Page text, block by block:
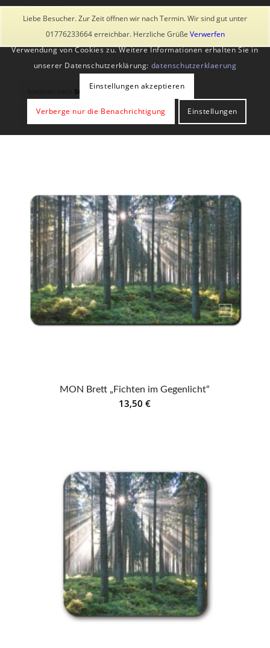
Liebe Besucher. Zur Zeit öffnen wir nach Termin. Wir sind gut unter
01776233664 erreichbar. Herzliche Grüße Verwerfen
Standard
Zeige-1 Produkte pro Seite
MON Brett „Fichten im Gegenlicht“
13,50€
Diese Seite verwendet Cookies und ähnliche Technologien, auch
von Drittanbietern. Mit der Weiternutzung der Seite stimmst du der
Verwendung von Cookies zu. Weitere Informationen erhalten Sie in
unserer Datenschutzerklärung: datenschutzerklaerung
Einstellungen akzeptieren
Verberge nur die Benachrichtigung Einstellungen